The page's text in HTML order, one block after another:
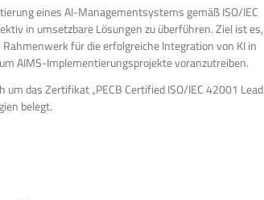
eines AI-Managementsystems gemäß ISO/IEC
in umsetzbare Lösungen zu überführen. Ziel ist es,
für die erfolgreiche Integration von KI in
AIMS-Implementierungsprojekte voranzutreiben.
das Zertifikat „PECB Certified ISO/IEC 42001 Lead
belegt.